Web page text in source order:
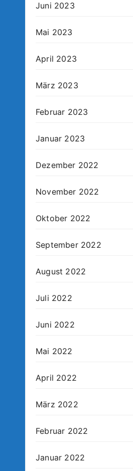
Juni 2023
Mai 2023
April 2023
März 2023
Februar 2023
Januar 2023
Dezember 2022
November 2022
Oktober 2022
September 2022
August 2022
Juli 2022
Juni 2022
Mai 2022
April 2022
März 2022
Februar 2022
Januar 2022